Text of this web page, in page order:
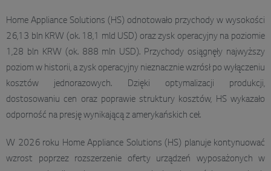
Home Appliance Solutions (HS) odnotowało przychody w wysokości
26,13 bln KRW (ok. 18,1 mld USD) oraz zysk operacyjny na poziomie
1,28 bln KRW (ok. 888 mln USD). Przychody osiągnęły najwyższy
poziom w historii, a zysk operacyjny nieznacznie wzrósł po wyłączeniu
kosztów jednorazowych. Dzięki optymalizacji produkcji,
dostosowaniu cen oraz poprawie struktury kosztów, HS wykazało
odporność na presję wynikającą z amerykańskich ceł.
W 2026 roku Home Appliance Solutions (HS) planuje kontynuować
wzrost poprzez rozszerzenie oferty urządzeń wyposażonych w